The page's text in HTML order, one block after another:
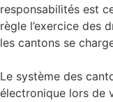
responsabilités est
règle l’exercice des
les cantons se
Le système des
électronique lors de